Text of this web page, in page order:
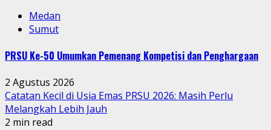
Medan
Sumut
PRSU Ke-50 Umumkan Pemenang Kompetisi dan Penghargaan
2 Agustus 2026
Catatan Kecil di Usia Emas PRSU 2026: Masih Perlu
Melangkah Lebih Jauh
2 min read